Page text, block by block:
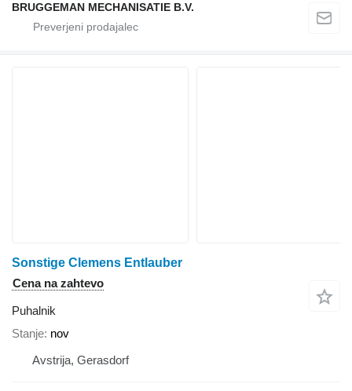
BRUGGEMAN MECHANISATIE B.V.
Sonstige Clemens Entlauber
Cena na zahtevo
Puhalnik
Stanje nov
Avstrija, Gerasdorf